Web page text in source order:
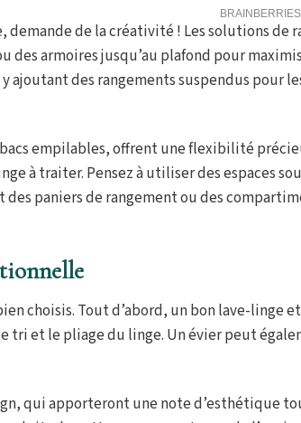
de la créativité ! Les solutions de
armoires jusqu’au plafond pour
ajoutant des rangements suspendus pour
empilables, offrent une flexibilité
à traiter. Pensez à utiliser des espaces
paniers de rangement ou des
choisis. Tout d’abord, un bon lave-linge
tri et le pliage du linge. Un évier peut
qui apporteront une note d’esthétique